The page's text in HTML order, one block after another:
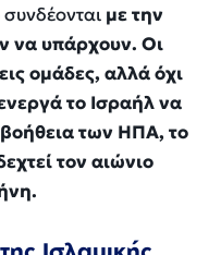
με την
να υπάρχουν. Οι
ομάδες, αλλά όχι
το Ισραήλ να
βοήθεια των ΗΠΑ, το
τον αιώνιο